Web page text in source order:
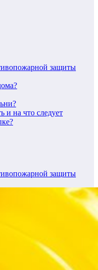
защиты
и на что следует
защиты